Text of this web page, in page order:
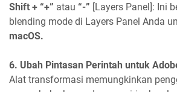
Shift + “+” atau “-” [Layers Panel]: Ini
blending mode di Layers Panel Anda
macOS.
6. Ubah Pintasan Perintah untuk
Alat transformasi memungkinkan